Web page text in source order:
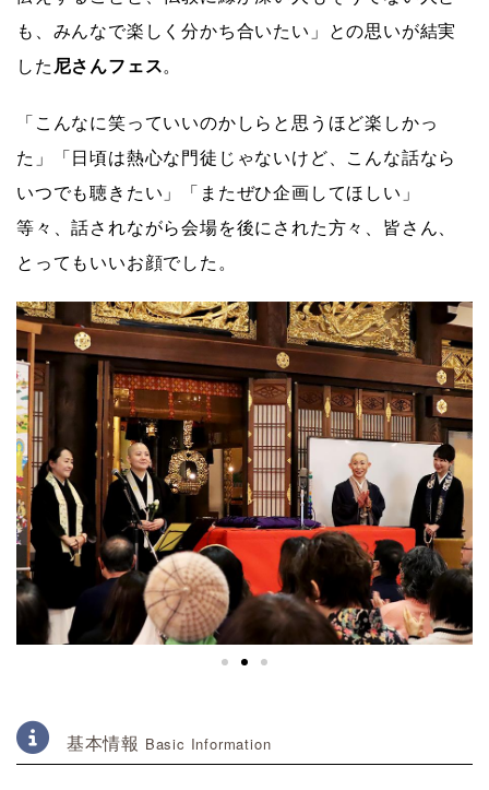
も、みんなで楽しく分かち合いたい」との思いが結実
した尼さんフェス。
「こんなに笑っていいのかしらと思うほど楽しかっ
た」「日頃は熱心な門徒じゃないけど、こんな話なら
いつでも聴きたい」「またぜひ企画してほしい」
等々、話されながら会場を後にされた方々、皆さん、
とってもいいお顔でした。
基本情報 Basic Information